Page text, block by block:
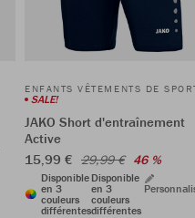
ENFANTS VÊTEMENTS DE
SALE!
JAKO Short d'entraînement
Active
15,99 € 29,99 € 46 %
Disponible
en 3
couleurs
différentes
Disponible
en 3
couleurs
différentes